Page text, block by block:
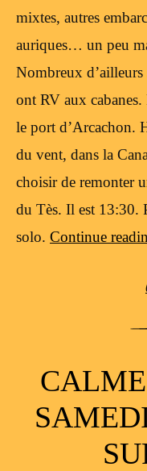
mixtes, autres
auriques… un peu
Nombreux
ont RV aux
le port d’Arcachon.
du vent, dans la
choisir de remonter
du Tès. Il est 13:30.
solo. Continue